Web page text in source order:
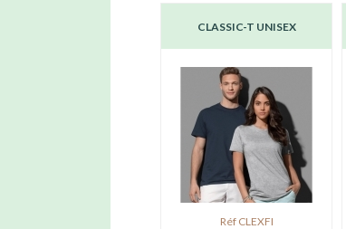
CLASSIC-T UNISEX
Réf CLEXFI